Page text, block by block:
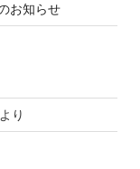
お知らせ
り